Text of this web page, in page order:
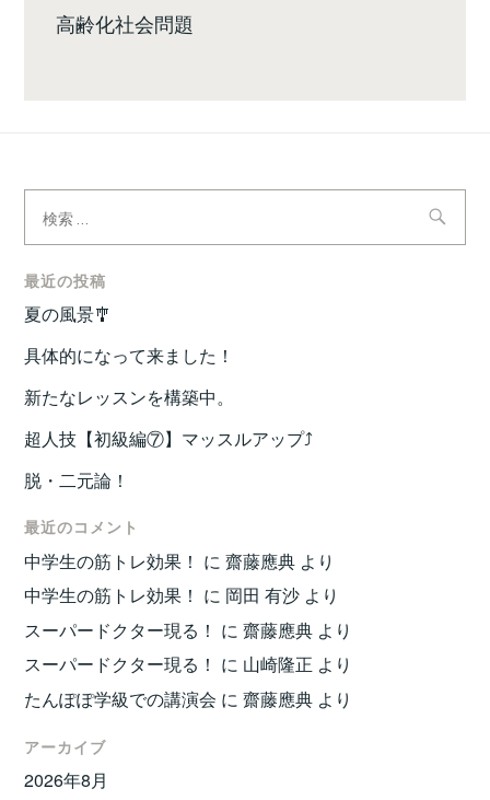
高齢化社会問題
索:
最近の投稿
夏の風景🎐
具体的になって来ました！
新たなレッスンを構築中。
超人技【初級編⑦】マッスルアップ⤴️
脱・二元論！
最近のコメント
中学生の筋トレ効果！ に齋藤應典 より
中学生の筋トレ効果！ に 岡田 有沙 より
スーパードクター現る！ に齋藤應典 より
スーパードクター現る！ に 山崎隆正 より
たんぽぽ学級での講演会 に齋藤應典 より
アーカイブ
2026年8月